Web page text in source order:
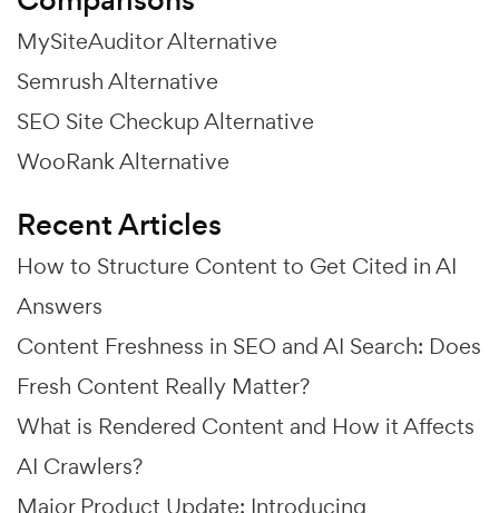
MySiteAuditor Alternative
Semrush Alternative
SEO Site Checkup Alternative
WooRank Alternative
Recent Articles
How to Structure Content to Get Cited in AI
Answers
Content Freshness in SEO and AI Search: Does
Fresh Content Really Matter?
What is Rendered Content and How it Affects
AI Crawlers?
Major Product Update: Introducing